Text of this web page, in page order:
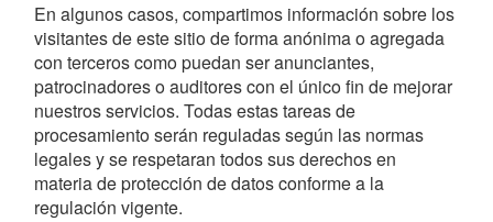
En algunos casos, compartimos información sobre los
visitantes de este sitio de forma anónima o agregada
con terceros como puedan ser anunciantes,
patrocinadores o auditores con el único fin de mejorar
nuestros servicios. Todas estas tareas de
procesamiento serán reguladas según las normas
legales y se respetaran todos sus derechos en
materia de protección de datos conforme a la
regulación vigente.